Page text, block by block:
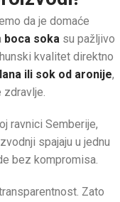
da je domaće
boca soka su pažljivo
kvalitet direktno
ili sok od aronije,
zdravlje.
ravnici Semberije,
spajaju u jednu
bez kompromisa.
Zato